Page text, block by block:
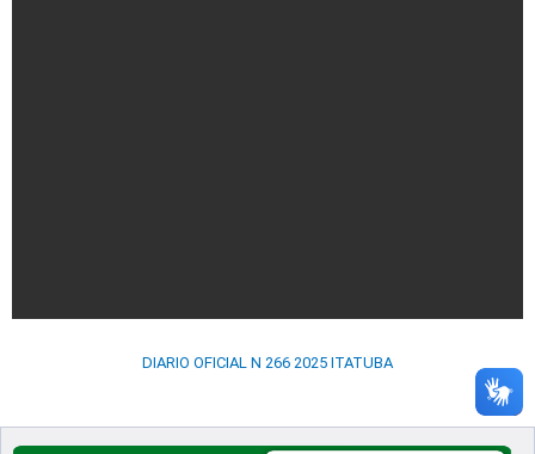
DIARIO OFICIAL N 266 2025 ITATUBA